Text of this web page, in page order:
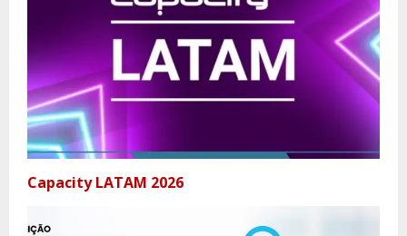
Capacity LATAM 2026